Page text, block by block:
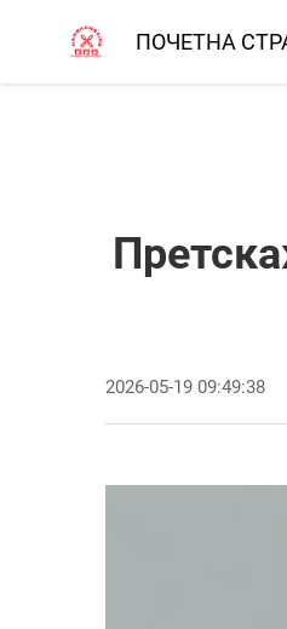
ПОЧЕТНА
2026-05-19 09:49:38